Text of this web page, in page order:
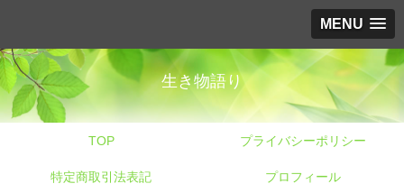
MENU
生き物語り
TOP プライバシーポリシー
特定商取引法表記 プロフィール